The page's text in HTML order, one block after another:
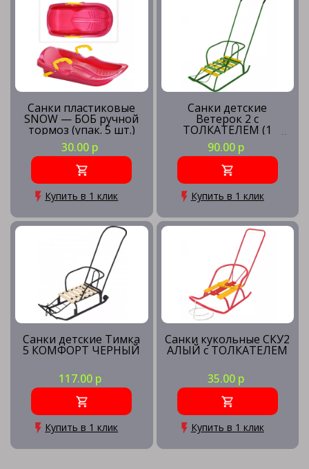
Санки пластиковые
SNOW — БОБ ручной
тормоз (упак. 5 шт.)
30.00 р
Купить в 1 клик
Санки детские
Ветерок 2 с
ТОЛКАТЕЛЕМ (1
положение) ЗЕЛЕНЫЙ
90.00 р
Купить в 1 клик
Санки детские Тимка
5 КОМФОРТ ЧЕРНЫЙ
117.00 р
Купить в 1 клик
Санки кукольные СКУ2
АЛЫЙ с ТОЛКАТЕЛЕМ
35.00 р
Купить в 1 клик